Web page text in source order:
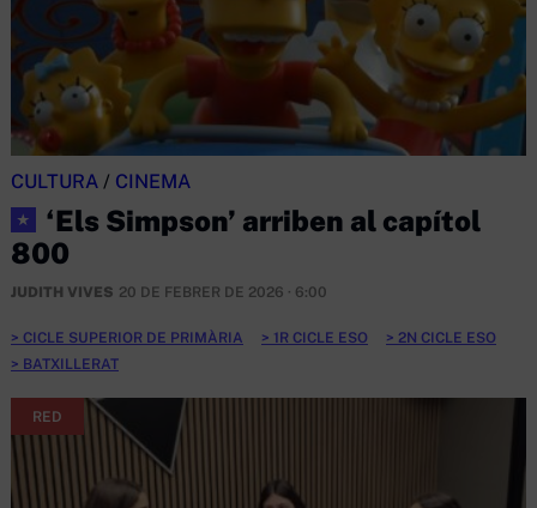
CULTURA / CINEMA
★
‘Els Simpson’ arriben al capítol
800
JUDITH VIVES 20 DE FEBRER DE 2026 · 6:00
CICLE SUPERIOR DE PRIMÀRIA 1R CICLE ESO
2N CICLE ESO
BATXILLERAT
RED